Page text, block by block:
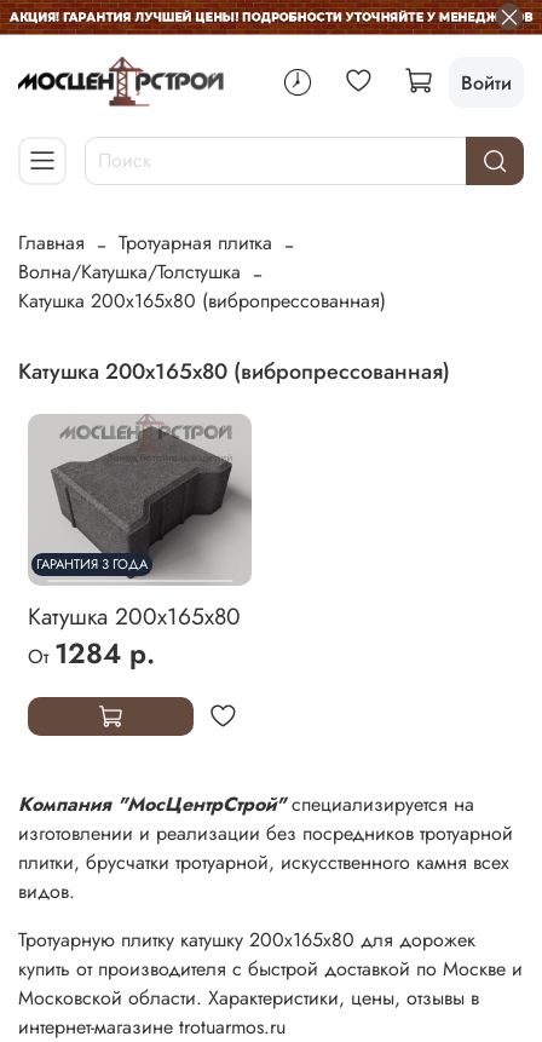
Войти
Главная
Тротуарная плитка
Волна/Катушка/Толстушка
Катушка 200х165х80 (вибропрессованная)
Катушка 200х165х80 (вибропрессованная)
ГАРАНТИЯ 3 ГОДА
Катушка 200х165х80
От 1284 р.
Компания "МосЦентрСтрой"специализируется на
изготовлении и реализации без посредников тротуарной
плитки, брусчатки тротуарной, искусственного камня всех
видов.
Тротуарную плитку катушку 200х165х80 для дорожек
купить от производителя с быстрой доставкой по Москве и
Московской области. Характеристики, цены, отзывы в
интернет-магазине trotuarmos.ru